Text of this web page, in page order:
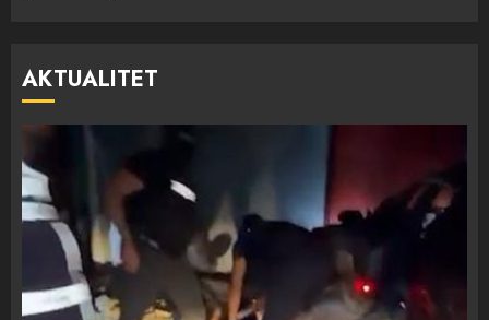
AKTUALITET